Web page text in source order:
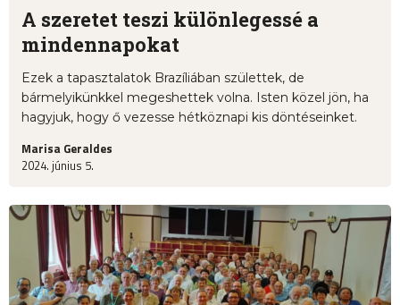
A szeretet teszi különlegessé a
mindennapokat
Ezek a tapasztalatok Brazíliában születtek, de
bármelyikünkkel megeshettek volna. Isten közel jön, ha
hagyjuk, hogy ő vezesse hétköznapi kis döntéseinket.
Marisa Geraldes
2024. június 5.